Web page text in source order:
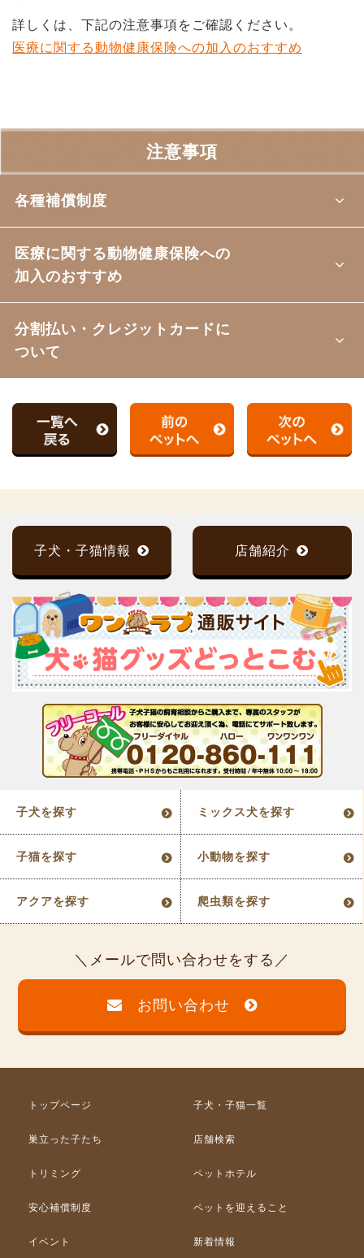
詳しくは、下記の注意事項をご確認ください。
医療に関する動物健康保険への加入のおすすめ
注意事項
各種補償制度
医療に関する動物健康保険への
加入のおすすめ
分割払い・クレジットカードに
ついて
子犬・子猫情報 店舗紹介
子犬を探す ミックス犬を探す
子猫を探す 小動物を探す
アクアを探す 爬虫類を探す
メールで問い合わせをする
お問い合わせ
トップページ 子犬・子猫一覧
巣立った子たち 店舗検索
トリミング ペットホテル
安心補償制度 ペットを迎えること
イベント 新着情報